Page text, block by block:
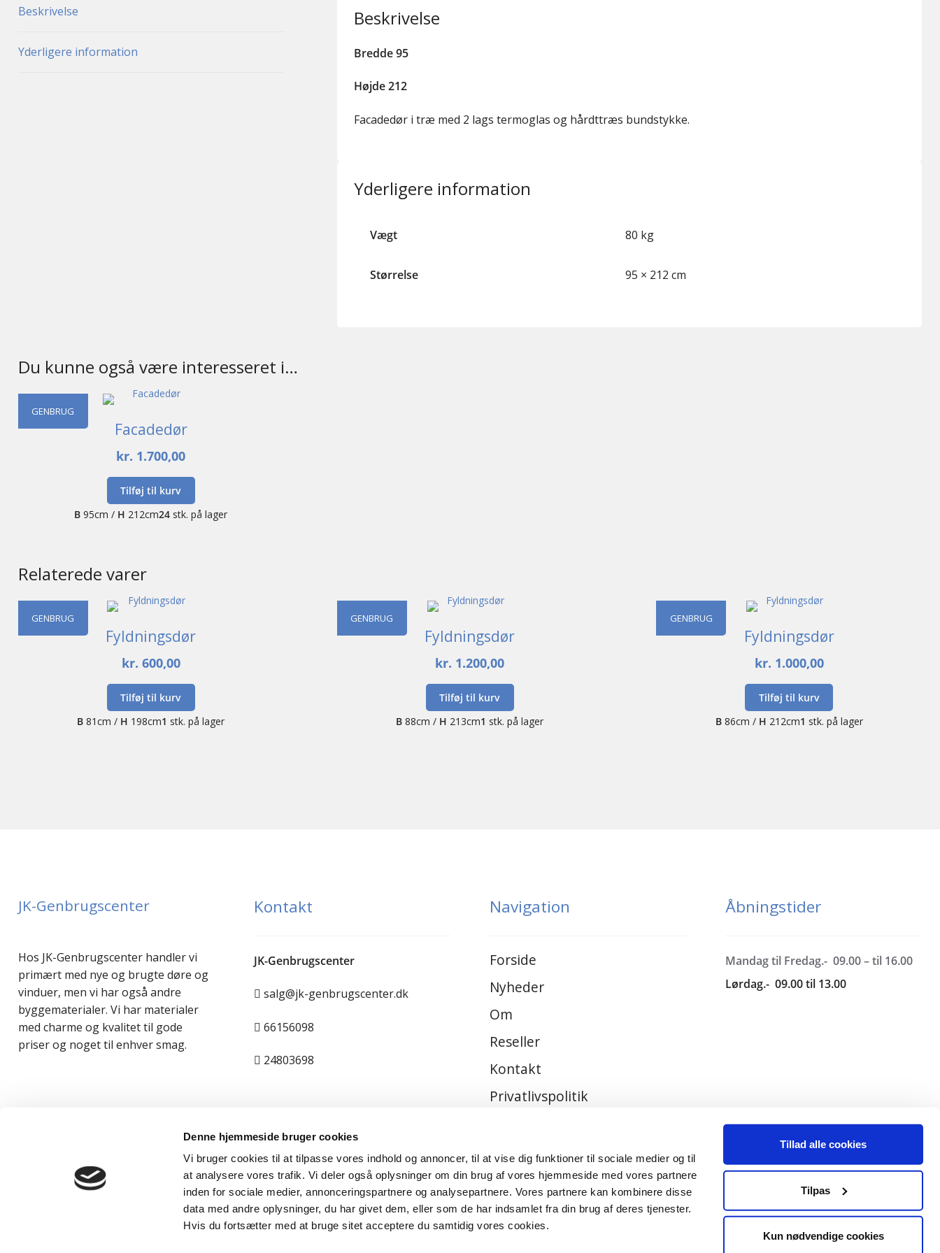
Denne hjemmeside bruger cookies
Vi bruger cookies til at tilpasse vores indhold og annoncer, til at vise dig funktioner til sociale medier og til
at analysere vores trafik. Vi deler også oplysninger om din brug af vores hjemmeside med vores partnere
inden for sociale medier, annonceringspartnere og analysepartnere. Vores partnere kan kombinere disse
data med andre oplysninger, du har givet dem, eller som de har indsamlet fra din brug af deres tjenester.
Hvis du fortsætter med at bruge sitet acceptere du samtidig vores cookies.
Tillad alle cookies
Tilpas
Kun nødvendige cookies
Beskrivelse
Yderligere information
Beskrivelse
Bredde 95
Højde 212
Facadedør i træ med 2 lags termoglas og hårdttræs bundstykke.
Yderligere information
Vægt 80 kg
Størrelse 95 × 212 cm
Du kunne også være interesseret i…
GENBRUG
Facadedør
kr. 1.700,00
Tilføj til kurv
B 95cm / H 212cm24 stk. på lager
Relaterede varer
GENBRUG
Fyldningsdør
kr. 600,00
Tilføj til kurv
B 81cm / H 198cm1 stk. på lager
GENBRUG
Fyldningsdør
kr. 1.200,00
Tilføj til kurv
B 88cm / H 213cm1 stk. på lager
GENBRUG
Fyldningsdør
kr. 1.000,00
Tilføj til kurv
B86cm / H 212cm1 stk. på lager
JK-Genbrugscenter
Hos JK-Genbrugscenter handler vi
primært med nye og brugte døre og
vinduer, men vi har også andre
byggematerialer. Vi har materialer
med charme og kvalitet til gode
priser og noget til enhver smag.
Kontakt
JK-Genbrugscenter
salg@jk-genbrugscenter.dk
66156098
24803698
Navigation
Forside
Nyheder
Om
Reseller
Kontakt
Privatlivspolitik
Åbningstider
Mandag til Fredag.- 09.00 – til 16.00
Lørdag.- 09.00 til 13.00
© JK-Genbrugscenter 2026 | Support & hosted byKOAL